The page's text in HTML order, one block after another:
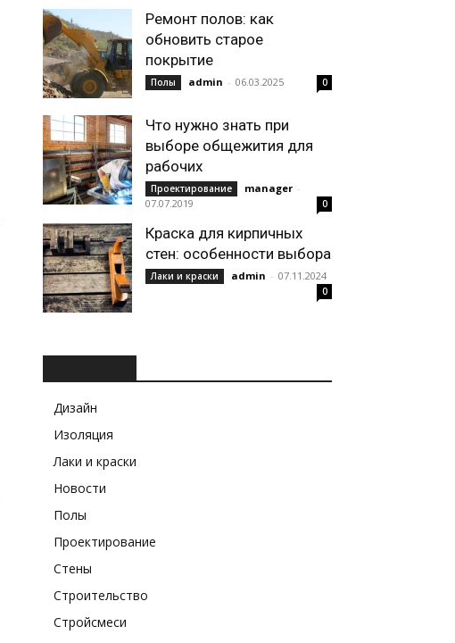
Ремонт полов: как
обновить старое
покрытие
Полы admin - 06.03.2025 0
Что нужно знать при
выборе общежития для
рабочих
Проектирование manager -
07.07.2019
0
Краска для кирпичных
стен: особенности выбора
Лаки и краски admin - 07.11.2024
0
Дизайн
Изоляция
Лаки и краски
Новости
Полы
Проектирование
Стены
Строительство
Стройсмеси